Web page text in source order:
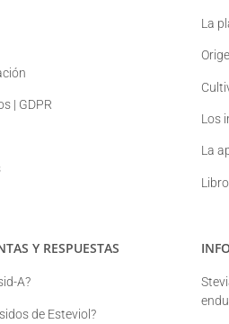
| GDPR
La
Los
La
Y RESPUESTAS
A?
de Esteviol?